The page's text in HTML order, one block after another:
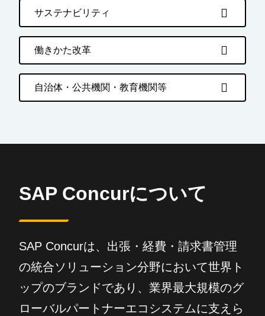
サステナビリティ
働きかた改革
自治体・公共機関・教育機関等
SAP Concurについて
SAP Concurは、出張・経費・請求書管理
の統合ソリューション分野において世界ト
ップのブランドであり、業界最大規模のグ
ローバルパートナーエコシステムに支えら